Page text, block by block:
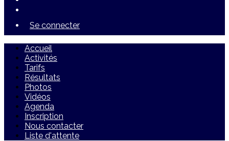
Se connecter
Accueil
Activités
Tarifs
Résultats
Photos
Vidéos
Agenda
Inscription
Nous contacter
Liste d'attente